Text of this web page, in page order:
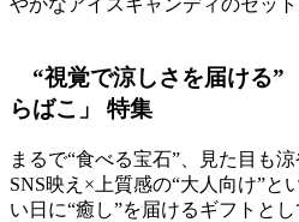
やかなアイスキャンディのセット
“視覚で涼しさを届ける”
らばこ」 特集
まるで“食べる宝石”、見た目も
SNS映え×上質感の“大人向け”と
い日に“癒し”を届けるギフトと